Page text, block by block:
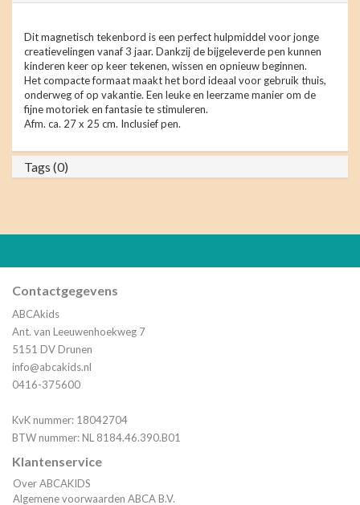
Dit magnetisch tekenbord is een perfect hulpmiddel voor jonge
creatievelingen vanaf 3 jaar. Dankzij de bijgeleverde pen kunnen
kinderen keer op keer tekenen, wissen en opnieuw beginnen.
Het compacte formaat maakt het bord ideaal voor gebruik thuis,
onderweg of op vakantie. Een leuke en leerzame manier om de
fijne motoriek en fantasie te stimuleren.
Afm. ca. 27 x 25 cm. Inclusief pen.
Tags (0)
Contactgegevens
ABCAkids
Ant. van Leeuwenhoekweg 7
5151 DV Drunen
info@abcakids.nl
0416-375600
KvK nummer: 18042704
BTW nummer: NL 8184.46.390.B01
Klantenservice
Over ABCAKIDS
Algemene voorwaarden ABCA B.V.